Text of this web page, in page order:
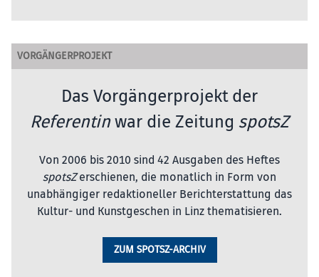
VORGÄNGERPROJEKT
Das Vorgängerprojekt der
Referentinwar die Zeitung spotsZ
Von 2006 bis 2010 sind 42 Ausgaben des Heftes
spotsZerschienen, die monatlich in Form von
unabhängiger redaktioneller Berichterstattung das
Kultur- und Kunstgeschen in Linz thematisieren.
ZUM SPOTSZ-ARCHIV